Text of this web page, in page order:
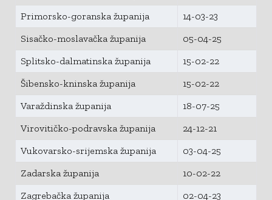
Primorsko-goranska županija
14-03-23
Sisačko-moslavačka županija
05-04-25
Splitsko-dalmatinska županija
15-02-22
Šibensko-kninska županija
15-02-22
Varaždinska županija
18-07-25
Virovitičko-podravska županija
24-12-21
Vukovarsko-srijemska županija
03-04-25
Zadarska županija
10-02-22
Zagrebačka županija
02-04-23